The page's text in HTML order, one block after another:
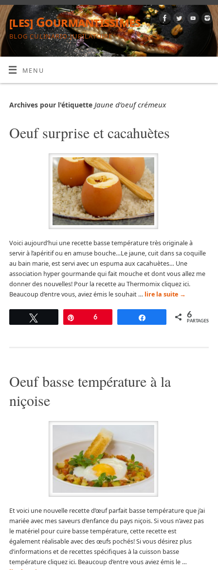
[les] Gourmantissimes
BLOG CULINARIO-JUBILATOIRE
MENU
Archives pour l'étiquette Jaune d’oeuf crémeux
Oeuf surprise et cacahuètes
Voici aujourd’hui une recette basse température très originale à
servir à l’apéritif ou en amuse bouche…Le jaune, cuit dans sa coquille
au bain marie, est servi avec un espuma aux cacahuètes… Une
association hyper gourmande qui fait mouche et dont vous allez me
donner des nouvelles! Pour la recette au Thermomix cliquez ici.
Beaucoup d’entre vous, aviez émis le souhait … lire la suite →
Tweetez Épingle
6 Partagez 6
PARTAGES
Oeuf basse température à la
niçoise
Et voici une nouvelle recette d’œuf parfait basse température que j’ai
mariée avec mes saveurs d’enfance du pays niçois. Si vous n’avez pas
le matériel pour cuire basse température, cette recette est
également réalisable avec des œufs pochés! Si vous désirez plus
d’informations et de recettes spécifiques à la cuisson basse
température cliquez ici. Beaucoup d’entre vous aviez émis le …